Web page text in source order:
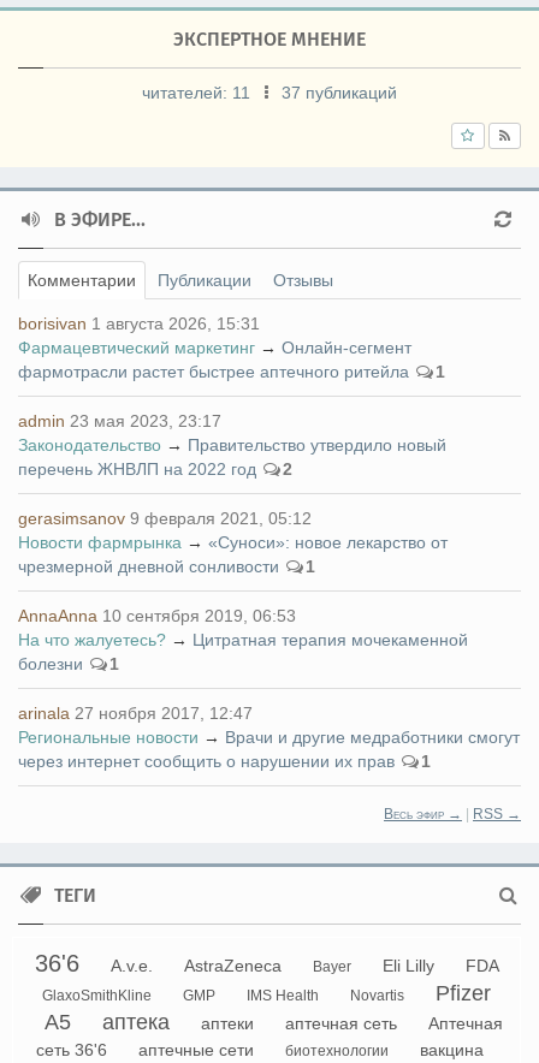
ЭКСПЕРТНОЕ МНЕНИЕ
читателей: 11 37 публикаций
В ЭФИРЕ...
Комментарии Публикации Отзывы
borisivan 1 августа 2026, 15:31
Фармацевтический маркетинг → Онлайн-сегмент
фармотрасли растет быстрее аптечного ритейла
1
admin 23 мая 2023, 23:17
Законодательство → Правительство утвердило новый
перечень ЖНВЛП на 2022 год
2
gerasimsanov 9 февраля 2021, 05:12
Новости фармрынка → «Суноси»: новое лекарство от
чрезмерной дневной сонливости
1
AnnaAnna 10 сентября 2019, 06:53
На что жалуетесь? → Цитратная терапия мочекаменной
болезни
1
arinala 27 ноября 2017, 12:47
Региональные новости → Врачи и другие медработники смогут
через интернет сообщить о нарушении их прав
1
Весь эфир → | RSS →
ТЕГИ
36'6 A.v.e. AstraZeneca Bayer Eli Lilly FDA
GlaxoSmithKline GMP IMS Health Novartis
Pfizer
А5
аптека аптеки аптечная сеть
Аптечная
сеть 36'6
аптечные сети биотехнологии вакцина